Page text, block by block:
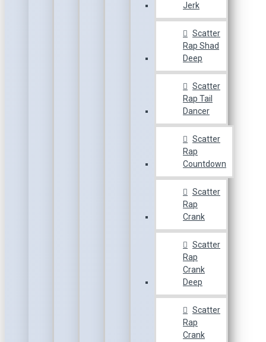
Jerk
Scatter
Rap Shad
Deep
Scatter
Rap Tail
Dancer
Scatter
Rap
Countdown
Scatter
Rap
Crank
Scatter
Rap
Crank
Deep
Scatter
Rap
Crank